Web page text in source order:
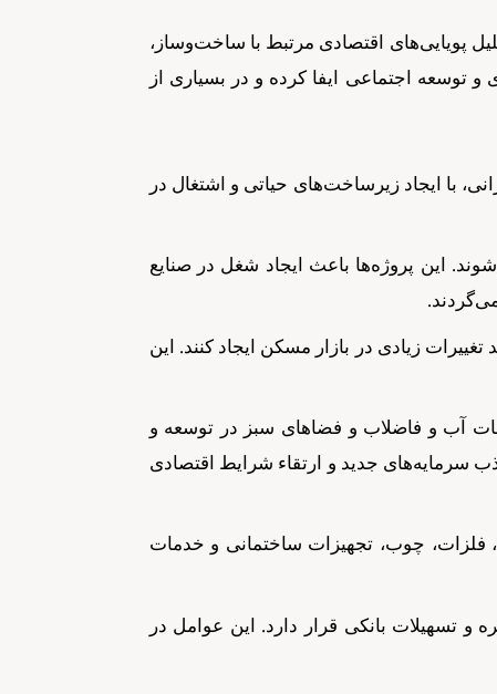
پویایی‌های اقتصادی مرتبط با ساخت‌وساز،
اجتماعی ایفا کرده و در بسیاری از
با ایجاد زیرساخت‌های حیاتی و اشتغال در
این پروژه‌ها باعث ایجاد شغل در صنایع
زیادی در بازار مسکن ایجاد کنند. این
آب و فاضلاب و فضاهای سبز در توسعه و
سرمایه‌های جدید و ارتقاء شرایط اقتصادی
فلزات، چوب، تجهیزات ساختمانی و خدمات
تسهیلات بانکی قرار دارد. این عوامل در